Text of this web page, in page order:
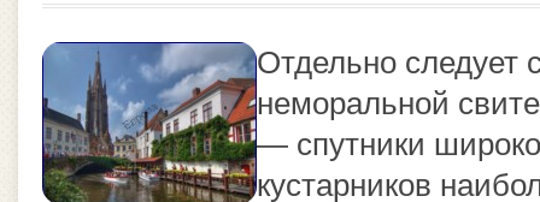
Отдельно следует
неморальной
— спутники
кустарников